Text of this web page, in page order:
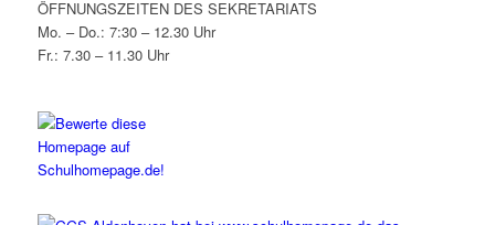
ÖFFNUNGSZEITEN DES SEKRETARIATS
Mo. – Do.: 7:30 – 12.30 Uhr
Fr.: 7.30 – 11.30 Uhr